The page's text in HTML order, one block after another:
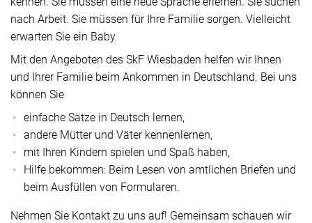
nach Arbeit. Sie müssen für Ihre Familie sorgen. Vielleicht
erwarten Sie ein Baby.
Mit den Angeboten des SkF Wiesbaden helfen wir Ihnen
und Ihrer Familie beim Ankommen in Deutschland. Bei uns
können Sie
einfache Sätze in Deutsch lernen,
andere Mütter und Väter kennenlernen,
mit Ihren Kindern spielen und Spaß haben,
Hilfe bekommen: Beim Lesen von amtlichen Briefen und
beim Ausfüllen von Formularen.
Nehmen Sie Kontakt zu uns auf! Gemeinsam schauen wir